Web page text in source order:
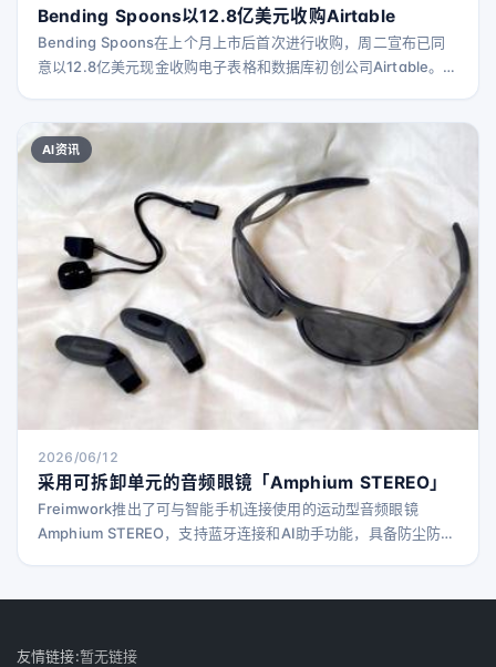
Bending Spoons以12.8亿美元收购Airtable
Bending Spoons在上个月上市后首次进行收购，周二宣布已同
意以12.8亿美元现金收购电子表格和数据库初创公司Airtable。
些时候，其股票在二级市场的估值降至约40亿美元。 Bending
Spoons表示，考虑到Airtable当前的净现金及现
AI资讯
2026/06/12
采用可拆卸单元的音频眼镜「Amphium STEREO」
Freimwork推出了可与智能手机连接使用的运动型音频眼镜
Amphium STEREO，支持蓝牙连接和AI助手功能，具备防尘防滴
友情链接:暂无链接